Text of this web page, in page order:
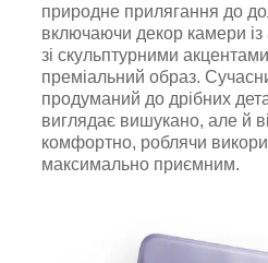
природне прилягання до
включаючи декор камери із
зі скульптурними
преміальний образ.
продуманий до дрібних
виглядає вишукано, але й
комфортно, роблячи
максимально приємним.